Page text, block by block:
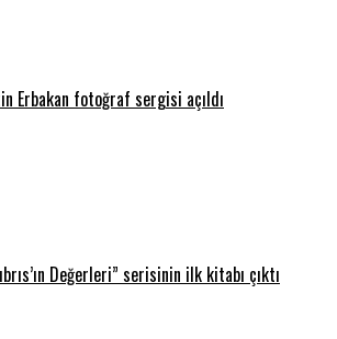
Erbakan fotoğraf sergisi açıldı
Değerleri” serisinin ilk kitabı çıktı